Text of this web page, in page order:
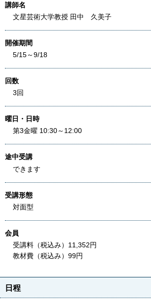
講師名
文星芸術大学教授 田中 久美子
開催期間
5/15～9/18
回数
3回
曜日・日時
第3金曜 10:30～12:00
途中受講
できます
受講形態
対面型
会員
受講料（税込み）11,352円
教材費（税込み）99円
日程